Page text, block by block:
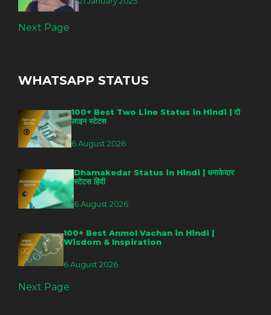
Next Page
WHATSAPP STATUS
100+ Best Two Line Status in Hindi | दो
लाइन स्टेटस
6 August 2026
Dhamakedar Status in Hindi | धमाकेदार
स्टेटस हिंदी
6 August 2026
100+ Best Anmol Vachan in Hindi |
Wisdom & Inspiration
6 August 2026
Next Page